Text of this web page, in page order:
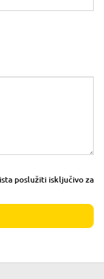
poslužiti isključivo za